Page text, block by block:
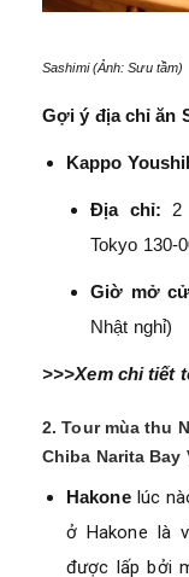
Sashimi (Ảnh: Sưu tầm)
Gợi ý địa chỉ ăn
Kappo
Địa chỉ:
2
Tokyo 130-
Giờ mở
Nhật nghỉ)
>>>Xem chi tiết
2. Tour mùa thu
Chiba Narita Bay
Hakone lúc
ở Hakone là
được lấp bởi